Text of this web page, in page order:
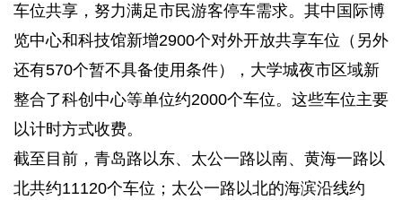
车位共享，努力满足市民游客停车需求。其中国际博
览中心和科技馆新增2900个对外开放共享车位（另外
还有570个暂不具备使用条件），大学城夜市区域新
整合了科创中心等单位约2000个车位。这些车位主要
以计时方式收费。
截至目前，青岛路以东、太公一路以南、黄海一路以
北共约11120个车位；太公一路以北的海滨沿线约